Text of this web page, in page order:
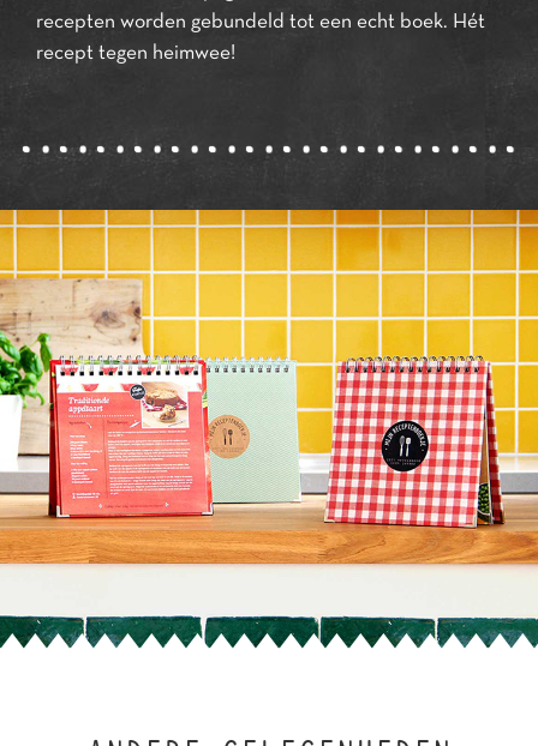
recepten worden gebundeld tot een echt boek. Hét
recept tegen heimwee!